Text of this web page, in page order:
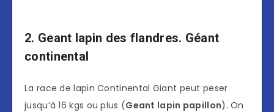
2. Geant lapin des flandres. Géant
continental
La race de lapin Continental Giant peut peser
jusqu’à 16 kgs ou plus (Geant lapin papillon). On